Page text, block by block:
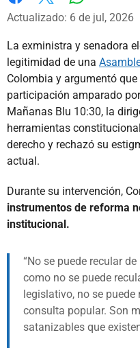
Facebook
X
Actualizado: 6 de jul, 2026
La exministra y senadora
legitimidad de una
Colombia y argumentó
participación amparado
Mañanas Blu 10:30, la
herramientas
derecho y rechazó su
actual.
Durante su intervención,
instrumentos de reforma
institucional.
No se puede recular
como no se puede
legislativo, no se puede
consulta popular. Son
satanizables que